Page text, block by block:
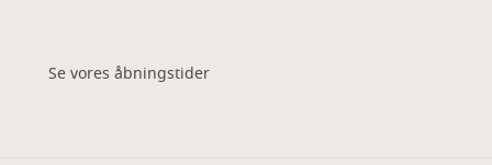
Se vores åbningstider